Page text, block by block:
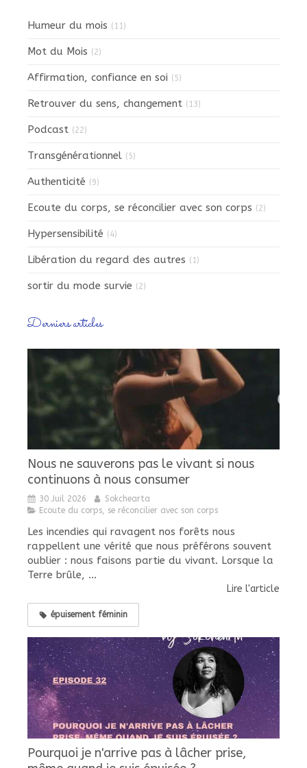
Humeur du mois (11)
Mot du Mois (2)
Affirmation, confiance en soi (5)
Retrouver du sens, changement (13)
Podcast (22)
Transgénérationnel (5)
Authenticité (9)
Ecoute du corps, se réconcilier avec son corps (2)
Hypersensibilité (4)
Libération du regard des autres (1)
sortir du mode survie (2)
Derniers articles
Nous ne sauverons pas le vivant si nous
continuons à nous consumer
30 Juil 2026
Sokchearta
Ecoute du corps, se réconcilier avec son corps
Les incendies qui ravagent nos forêts nous
rappellent une vérité que nous préférons souvent
oublier : nous faisons partie du vivant. Lorsque la
Terre brûle, ...
Lire l'article
épuisement féminin
Pourquoi je n'arrive pas à lâcher prise,